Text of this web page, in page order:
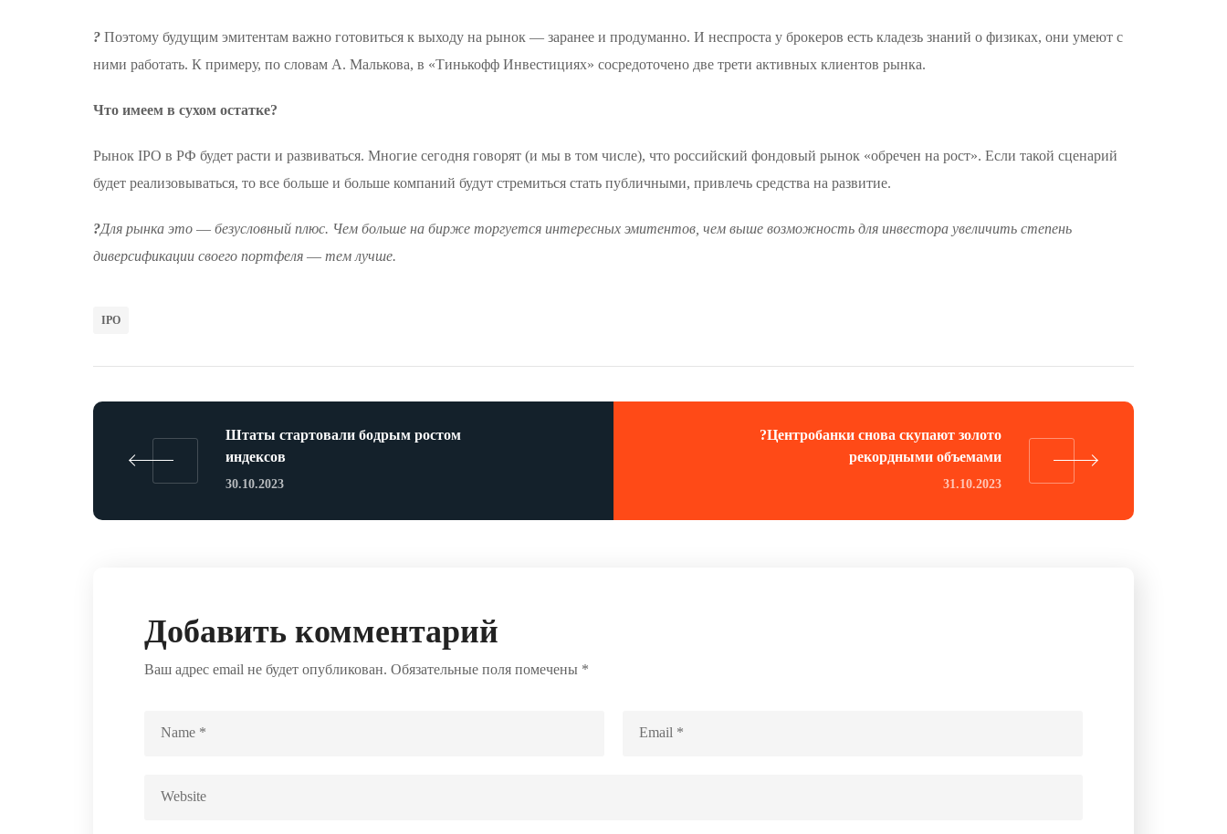
?️ Поэтому будущим эмитентам важно готовиться к выходу на рынок — заранее и продуманно. И неспроста у брокеров есть кладезь знаний о физиках, они умеют с
ними работать. К примеру, по словам А. Малькова, в «Тинькофф Инвестициях» сосредоточено две трети активных клиентов рынка.
Что имеем в сухом остатке?
Рынок IPO в РФ будет расти и развиваться. Многие сегодня говорят (и мы в том числе), что российский фондовый рынок «обречен на рост». Если такой сценарий
будет реализовываться, то все больше и больше компаний будут стремиться стать публичными, привлечь средства на развитие.
?️Для рынка это — безусловный плюс. Чем больше на бирже торгуется интересных эмитентов, чем выше возможность для инвестора увеличить степень
диверсификации своего портфеля — тем лучше.
IPO
Штаты стартовали бодрым ростом
индексов
30.10.2023
?Центробанки снова скупают золото
рекордными объемами
31.10.2023
Добавить комментарий
Ваш адрес email не будет опубликован. Обязательные поля помечены *